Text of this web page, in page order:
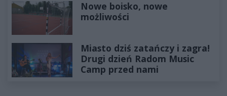
Nowe boisko, nowe
możliwości
Miasto dziś zatańczy i zagra!
Drugi dzień Radom Music
Camp przed nami